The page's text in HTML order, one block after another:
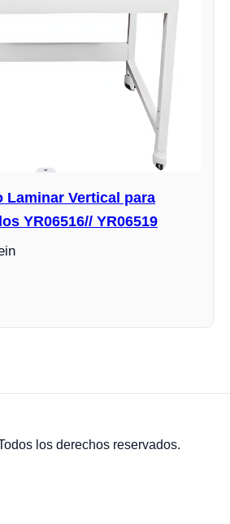
Laminar Vertical para
YR06516// YR06519
los derechos reservados.